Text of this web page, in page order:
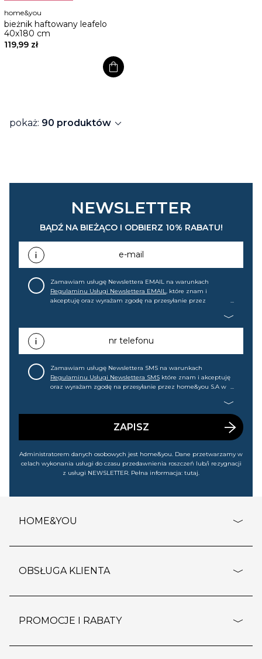
home&you
bieżnik haftowany leafelo
40x180 cm
119,99 zł
shopping_bag
pokaż: 90 produktów expand_more
NEWSLETTER
BĄDŹ NA BIEŻĄCO I ODBIERZ 10% RABATU!
e-mail
Zamawiam usługę Newslettera EMAIL na warunkach
Regulaminu Usługi Newslettera EMAIL, które znam i
akceptuję oraz wyrażam zgodę na przesyłanie przez
promocjach, wyprzedażach). Wiem, że mogę tę zgodę w
każdej chwili cofnąć.nr telefonu
Zamawiam usługę Newslettera SMS na warunkach
Regulaminu Usługi Newslettera SMS które znam i akceptuję
oraz wyrażam zgodę na przesyłanie przez home&you S.A w
wyprzedażach). Wiem, że mogę tę zgodę w każdej chwili
ZAPISZ
Administratorem danych osobowych jest home&you. Dane przetwarzamy w
celach wykonania usługi do czasu przedawnienia roszczeń lub/i rezygnacji
z usługi NEWSLETTER. Pełna informacja: tutaj.
HOME&YOU
o firmie
polityka prywatności
kontakt
OBSŁUGA KLIENTA
dostawy i płatność
PROMOCJE I RABATY